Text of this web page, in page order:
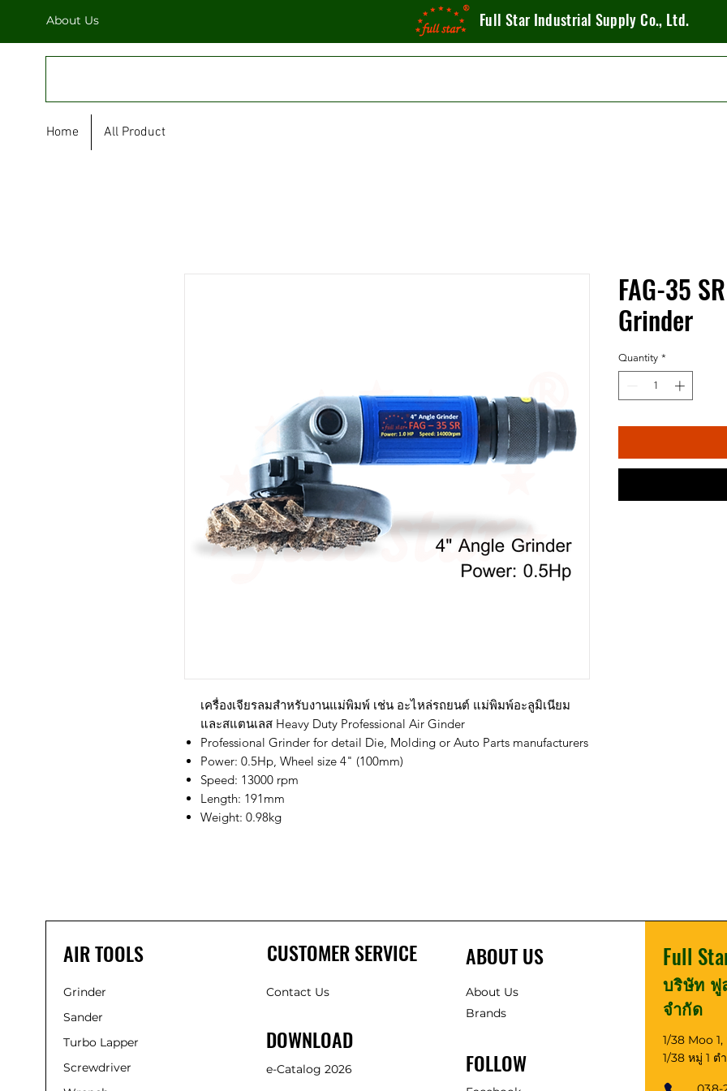
About Us Full Star Industrial Supply Co., Ltd.
Home All Product
เครื่องเจียรลมสำหรับงานแม่พิมพ์ เช่น อะไหล่รถยนต์ แม่พิมพ์อะลูมิเนียม
และสแตนเลส Heavy Duty Professional Air Ginder
Professional Grinder for detail Die, Molding or Auto Parts manufacturers
Power: 0.5Hp, Wheel size 4" (100mm)
Speed: 13000 rpm
Length: 191mm
Weight: 0.98kg
FAG-35
Grinder
Quantity *
AIR TOOLS
Grinder
Sander
Turbo Lapper
Screwdriver
CUSTOMER SERVICE
Contact Us
DOWNLOAD
e-Catalog 2026
ABOUT US
About Us
Brands
FOLLOW
Full
บริษัท ฟู
จำกัด
1/38 Moo
1/38 หมู่ 1 ต